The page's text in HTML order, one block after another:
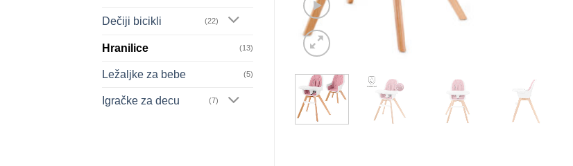
Dečiji bicikli (22)
Hranilice (13)
Ležaljke za bebe (5)
Igračke za decu (7)